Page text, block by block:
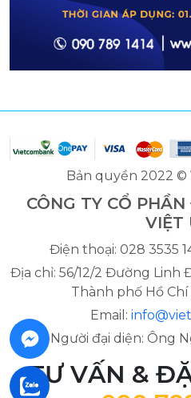
Bản quyền 2022
CÔNG TY CỔ
VIỆT
Điện thoại: 028 3535
Địa chỉ: 56/12/2 Đường Linh
Thành phố Hồ
Email:
Người đại diện: Ông
TƯ VẤN &